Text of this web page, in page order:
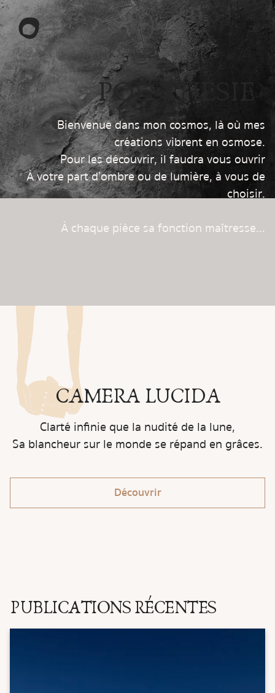
POESTHÉSIE
Bienvenue dans mon cosmos, là où mes
créations vibrent en osmose.
Pour les découvrir, il faudra vous ouvrir
À votre part d’ombre ou de lumière, à vous de
choisir.
À chaque pièce sa fonction maîtresse...
CAMERA LUCIDA
Clarté infinie que la nudité de la lune,
Sa blancheur sur le monde se répand en grâces.
Découvrir
PUBLICATIONS RÉCENTES